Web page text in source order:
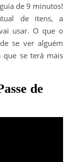
de 9 minutos!
de itens, a
usar. O que o
se ver alguém
que se terá mais
de